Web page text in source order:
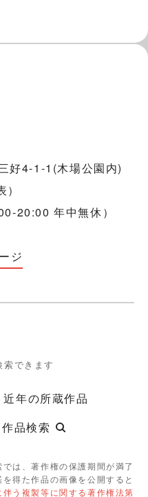
好4-1-1(木場公園内)
20:00 年中無休）
ジ
できます
近年の所蔵作品
作品検索
は、著作権の保護期間が満了
得た作品の画像を公開すると
う複製等に関する著作権法第